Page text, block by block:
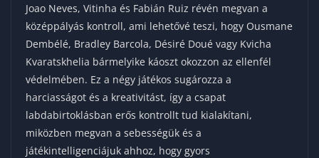
Joao Neves, Vitinha és Fabián Ruiz révén megvan a
középpályás kontroll, ami lehetővé teszi, hogy Ousmane
Dembélé, Bradley Barcola, Désiré Doué vagy Kvicha
Kvaratskhelia bármelyike káoszt okozzon az ellenfél
védelmében. Ez a négy játékos sugározza a
harciasságot és a kreativitást, így a csapat
labdabirtoklásban erős kontrollt tud kialakítani,
miközben megvan a sebességük és a
játékintelligenciájuk ahhoz, hogy gyors